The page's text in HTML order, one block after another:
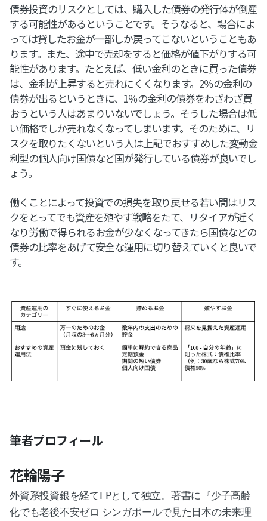
債券投資のリスクとしては、購入した債券の発行体が倒産
する可能性があるということです。そうなると、場合によ
っては貸したお金が一部しか戻ってこないということもあ
ります。また、途中で売却をすると価格が値下がりする可
能性があります。たとえば、低い金利のときに買った債券
は、金利が上昇すると売れにくくなります。2％の金利の
債券が出るというときに、1％の金利の債券をわざわざ買
おうという人はあまりいないでしょう。そうした場合は低
い価格でしか売れなくなってしまいます。そのために、リ
スクを取りたくないという人は上記でおすすめした変動金
利型の個人向け国債など国が発行している債券が良いでし
ょう。
働くことによって投資での損失を取り戻せる若い間はリス
クをとってでも資産を殖やす戦略をたて、リタイアが近く
なり労働で得られるお金が少なくなってきたら国債などの
債券の比率をあげて安全な運用に切り替えていくと良いで
す。
筆者プロフィール
花輪陽子
外資系投資銀を経てFPとして独立。著書に『少子高齢
化でも老後不安ゼロ シンガポールで見た日本の未来理